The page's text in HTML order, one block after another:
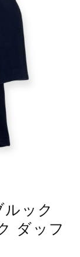
ルック
ダッフ